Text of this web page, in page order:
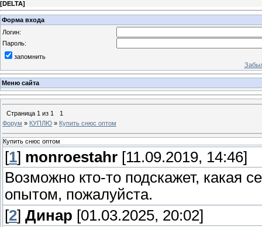
[DELTA]
Форма входа
Логин:
Пароль:
запомнить
Меню сайта
Страница 1 из 1
1
Форум » КУПЛЮ » Купить снюс оптом
Купить снюс оптом
[1] monroestahr [11.09.2019, 14:46]
Возможно кто-то подскажет, какая
опытом, пожалуйста.
[2] Динар [01.03.2025, 20:02]